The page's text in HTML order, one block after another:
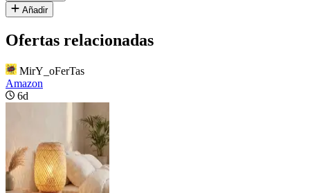
Añadir
Ofertas relacionadas
MirY_oFerTas
Amazon
6d